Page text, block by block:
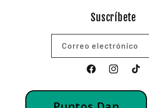
Suscríbete
Correo electrónico
FacebookInstagramTikTok